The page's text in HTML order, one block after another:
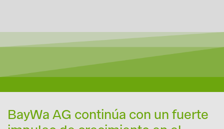
BayWa AG continúa con un fuerte